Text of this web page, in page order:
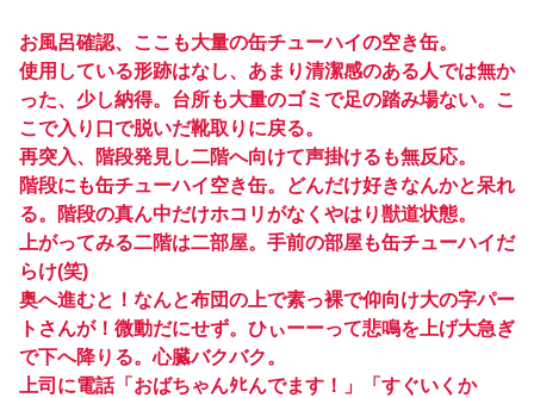
お風呂確認、ここも大量の缶チューハイの空き缶。
使用している形跡はなし、あまり清潔感のある人では無か
った、少し納得。台所も大量のゴミで足の踏み場ない。こ
こで入り口で脱いだ靴取りに戻る。
再突入、階段発見し二階へ向けて声掛けるも無反応。
階段にも缶チューハイ空き缶。どんだけ好きなんかと呆れ
る。階段の真ん中だけホコリがなくやはり獣道状態。
上がってみる二階は二部屋。手前の部屋も缶チューハイだ
らけ(笑)
奥へ進むと！なんと布団の上で素っ裸で仰向け大の字パー
トさんが！微動だにせず。ひぃーーって悲鳴を上げ大急ぎ
で下へ降りる。心臓バクバク。
上司に電話「おばちゃんﾀﾋんでます！」「すぐいくか